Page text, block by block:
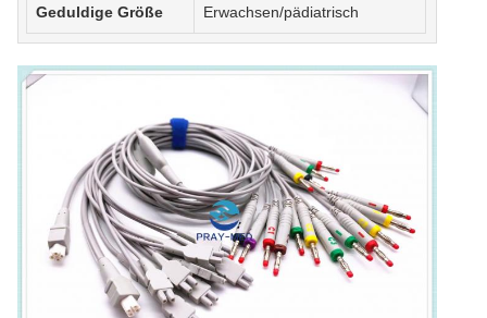
Geduldige Größe Erwachsen/pädiatrisch